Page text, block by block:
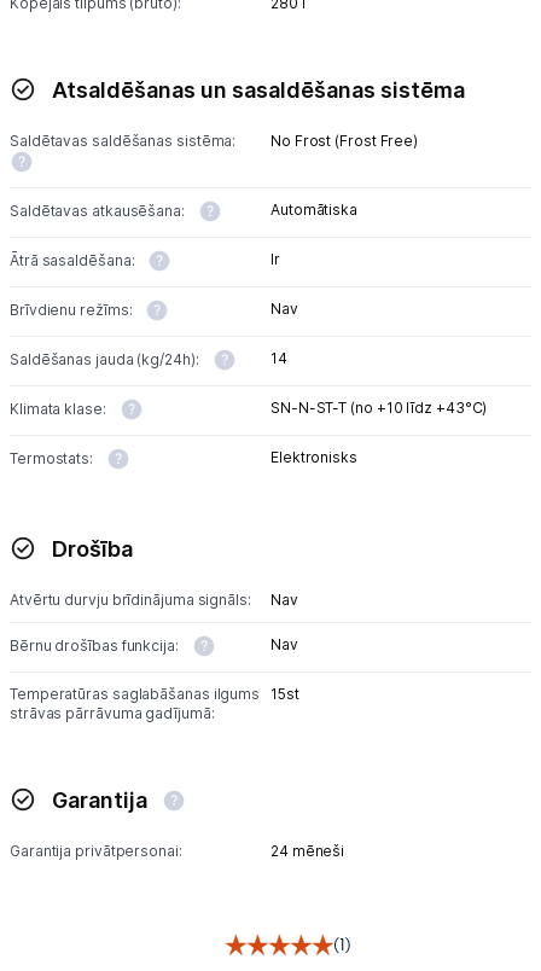
Atsaldēšanas un sasaldēšanas sistēma
Saldētavas saldēšanas sistēma: No Frost (Frost Free)
Saldētavas atkausēšana: Automātiska
Ātrā sasaldēšana: Ir
Brīvdienu režīms: Nav
Saldēšanas jauda (kg/24h): 14
Klimata klase: SN-N-ST-T (no +10 līdz +43°С)
Termostats: Elektronisks
Drošība
Atvērtu durvju brīdinājuma signāls: Nav
Bērnu drošības funkcija: Nav
Temperatūras saglabāšanas ilgums
strāvas pārrāvuma gadījumā:
15st
Garantija
Garantija privātpersonai: 24 mēneši
(1)